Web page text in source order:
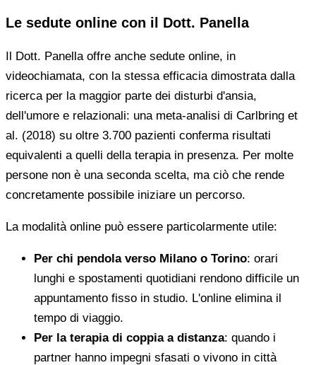
Le sedute online con il Dott. Panella
Il Dott. Panella offre anche sedute online, in
videochiamata, con la stessa efficacia dimostrata dalla
ricerca per la maggior parte dei disturbi d'ansia,
dell'umore e relazionali: una meta-analisi di Carlbring et
al. (2018) su oltre 3.700 pazienti conferma risultati
equivalenti a quelli della terapia in presenza. Per molte
persone non è una seconda scelta, ma ciò che rende
concretamente possibile iniziare un percorso.
La modalità online può essere particolarmente utile:
Per chi pendola verso Milano o Torino: orari
lunghi e spostamenti quotidiani rendono difficile un
appuntamento fisso in studio. L'online elimina il
tempo di viaggio.
Per la terapia di coppia a distanza: quando i
partner hanno impegni sfasati o vivono in città